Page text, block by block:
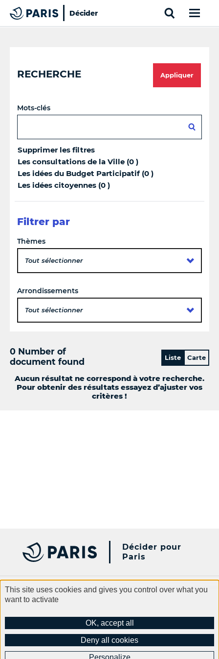
This site uses cookies and gives you control over what you
want to activate
OK, accept all
Deny all cookies
Personalize
Paris
Décider
RECHERCHE Appliquer
Mots-clés
Supprimer les filtres
Les consultations de la Ville (0 )
Les idées du Budget Participatif (0 )
Les idées citoyennes (0 )
Filtrer par
Thèmes
Tout sélectionner
Arrondissements
Tout sélectionner
0 Number of
document found
Liste Carte
Aucun résultat ne correspond à votre recherche.
Pour obtenir des résultats essayez d’ajuster vos
critères !
Décider pour
Paris
Paris.fr